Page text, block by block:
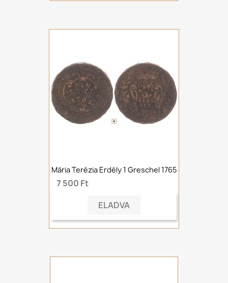
Mária Terézia Erdély 1 Greschel 1765
7 500 Ft
ELADVA